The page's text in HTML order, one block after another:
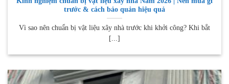
trước & cách bảo quản hiệu quả
Vì sao nên chuẩn bị vật liệu xây nhà trước khi khởi công? Khi bắt
[...]